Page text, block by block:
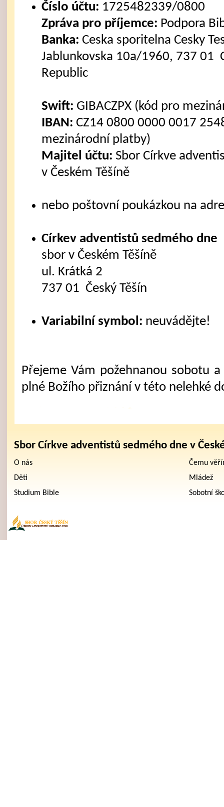
Číslo účtu: 1725482339/0800
Zpráva pro příjemce: Podpora
Banka: Ceska sporitelna Cesky
Jablunkovska 10a/1960, 737 01
Republic
Swift: GIBACZPX (kód pro
IBAN: CZ14 0800 0000 0017
mezinárodní platby)
Majitel účtu: Sbor Církve
v Českém Těšíně
nebo poštovní poukázkou na
Církev adventistů sedmého dne
sbor v Českém Těšíně
ul. Krátká 2
737 01 Český Těšín
Variabilní symbol: neuvádějte!
Přejeme Vám požehnanou sobotu
plné Božího přiznání v této nelehké
Sbor Církve adventistů sedmého dne v
O nás
Čemu
Děti
Mládež
Studium Bible
Sobotní